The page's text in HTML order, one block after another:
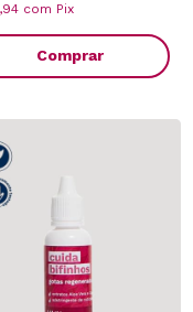
com Pix
Comprar